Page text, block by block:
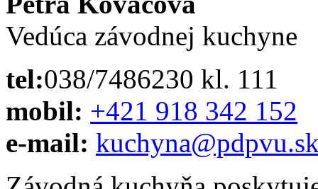
Vedúca závodnej kuchyne
tel:038/7486230 kl. 111
mobil: +421 918 342 152
e-mail: